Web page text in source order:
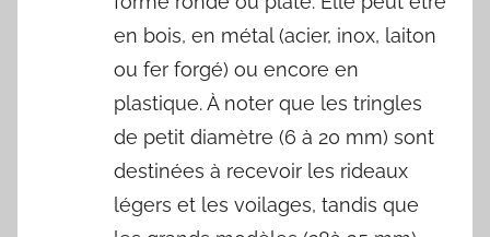
en bois, en métal (acier, inox, laiton
ou fer forgé) ou encore en
plastique. À noter que les tringles
de petit diamètre (6 à 20 mm) sont
destinées à recevoir les rideaux
légers et les voilages, tandis que